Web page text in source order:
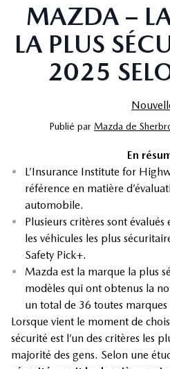
MAZDA –
LA PLUS
2025
Publié par Mazda de
En
•
L’Insurance Institute for
référence en matière
automobile.
•
Plusieurs critères sont
les véhicules les plus
Safety Pick+.
•
Mazda est la marque la plus
modèles qui ont obtenus la
un total de 36 toutes
Lorsque vient le moment de
sécurité est l’un des critères les
majorité des gens. Selon une